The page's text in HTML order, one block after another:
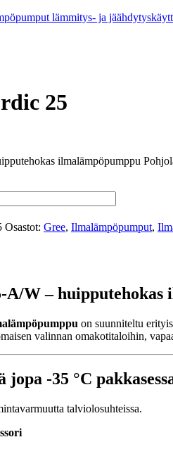
lämmitys- ja
25
ilmalämpöpumppu
Osastot: Gree, Ilmalämpöpumput,
A/W –
on suunniteltu
valinnan omakotitaloihin,
-35 °C
talviolosuhteissa.